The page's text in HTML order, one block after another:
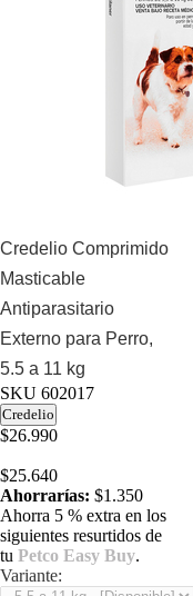
Credelio Comprimido
Masticable
Antiparasitario
Externo para Perro,
5.5 a 11 kg
SKU 602017
Credelio
$26.990
$25.640
Ahorrarías: $1.350
Ahorra 5 % extra en los
siguientes resurtidos de
tu Petco Easy Buy.
Variante: